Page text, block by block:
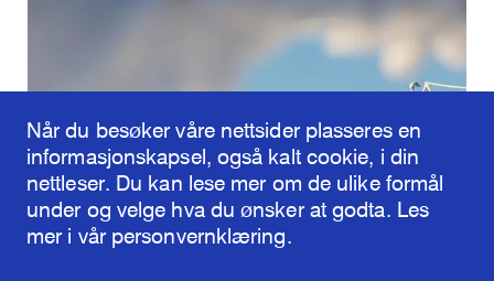
Når du besøker våre nettsider plasseres en
informasjonskapsel, også kalt cookie, i din
nettleser. Du kan lese mer om de ulike formål
under og velge hva du ønsker at godta. Les
mer i vår personvernklæring.